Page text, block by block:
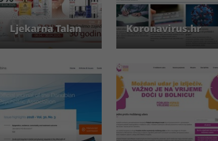
Ljekarna Talan Koronavirus.hr